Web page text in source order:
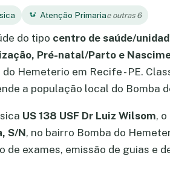
Atenção Primariae outras 6
do tipo centro de saúde/
Pré-natal/Parto e
Hemeterio em Recife - PE.
a população local do Bomba
US 138 USF Dr Luiz Wilsom, o
S/N, no bairro Bomba do
exames, emissão de guias e